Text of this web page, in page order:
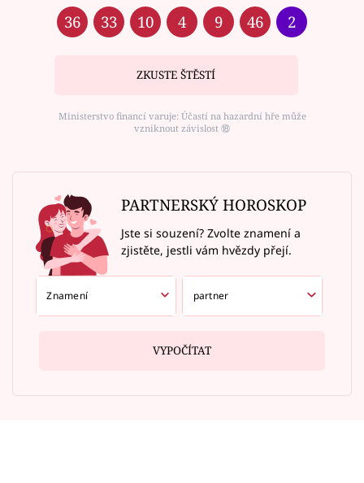
36 33 10 4 9 46 2
ZKUSTE ŠTĚSTÍ
Ministerstvo financí varuje: Účastí na hazardní hře může
vzniknout závislost ⑱
PARTNERSKÝ HOROSKOP
Jste si souzení? Zvolte znamení a
zjistěte, jestli vám hvězdy přejí.
VYPOČÍTAT